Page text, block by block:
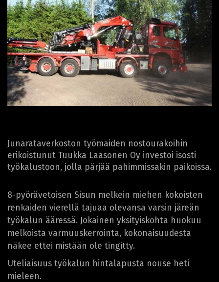
Junarataverkoston työmaiden nostourakoihin
erikoistunut Tuukka Laasonen Oy investoi isosti
työkalustoon, jolla pärjää pahimmissakin paikoissa.
8-pyörävetoisen Sisun melkein miehen kokoisten
renkaiden vierellä tajuaa olevansa varsin järeän
työkalun ääressä. Jokainen yksityiskohta huokuu
melkoista varmuuskerrointa, kokonaisuudesta
näkee ettei mistään ole tingitty.
Uteliaisuus työkalun hintalapusta nouse heti
mieleen.